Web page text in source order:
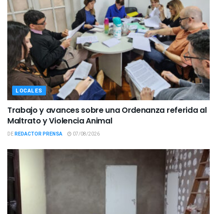
LOCALES
Trabajo y avances sobre una Ordenanza referida al
Maltrato y Violencia Animal
DEREDACTOR PRENSA 07/08/2026